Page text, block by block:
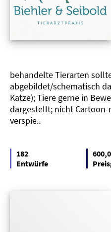
behandelte Tierarten
abgebildet/schematisch
Katze); Tiere gerne in
dargestellt; nicht
verspie..
182
Entwürfe